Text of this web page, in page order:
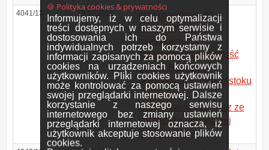
🍪 Polityka cookies & prywatności
Informujemy, iż w celu optymalizacji
treści dostępnych w naszym serwisie i
dostosowania ich do Państwa
indywidualnych potrzeb korzystamy z
informacji zapisanych za pomocą plików
cookies na urządzeniach końcowych
użytkowników. Pliki cookies użytkownik
może kontrolować za pomocą ustawień
swojej przeglądarki internetowej. Dalsze
korzystanie z naszego serwisu
internetowego bez zmiany ustawień
przeglądarki internetowej oznacza, iż
użytkownik akceptuje stosowanie plików
cookies.
4041/13 19.12.2013
przeznaczenia do
sprzedaży lokali
mieszkalnych
stanowiących własność
Gminy Białystok
położonych w Białymstoku
w domach
wielolokalowych wraz ze
sprzedażą ułamkowej
części gruntu